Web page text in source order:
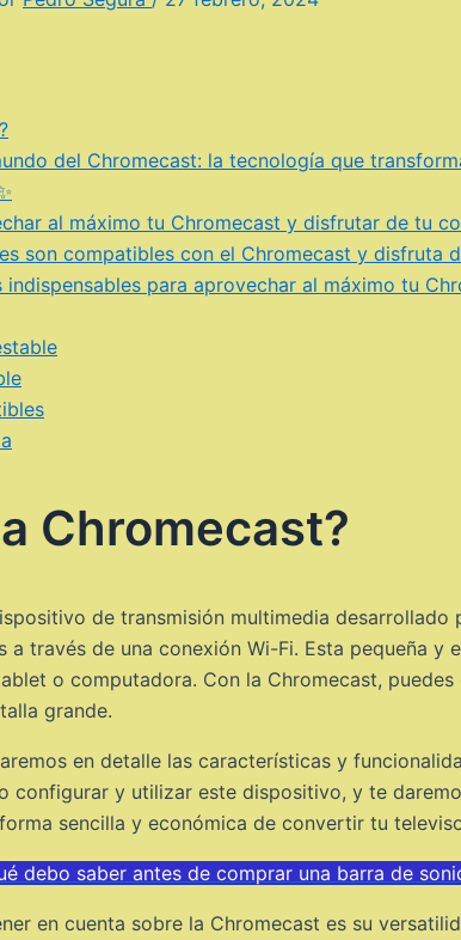
del Chromecast: la tecnología que
al máximo tu Chromecast y disfrutar de tu
son compatibles con el Chromecast y disfruta
para aprovechar al máximo tu
Chromecast?
de transmisión multimedia
a través de una conexión Wi-Fi. Esta pequeña
o computadora. Con la Chromecast,
grande.
en detalle las características y
configurar y utilizar este dispositivo, y te
sencilla y económica de convertir tu
debo saber antes de comprar una barra de
en cuenta sobre la Chromecast es su